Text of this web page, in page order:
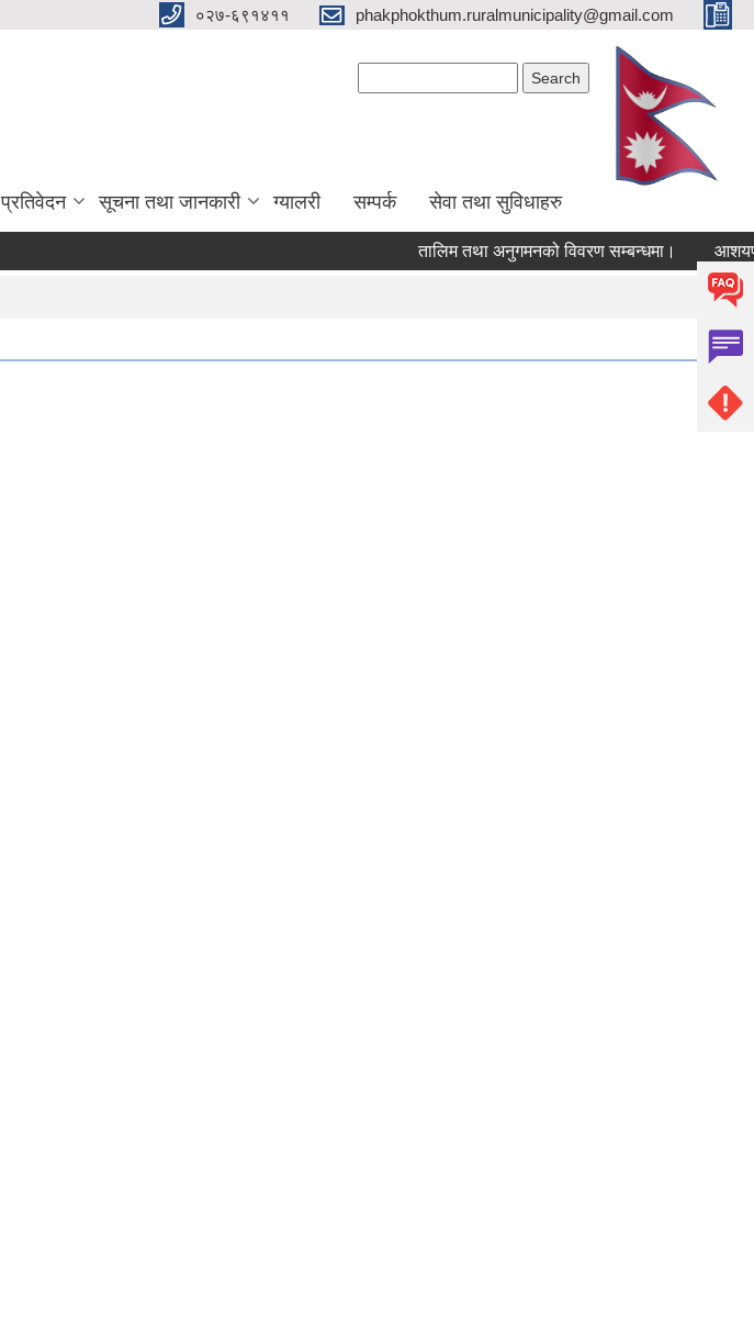
०२७-६९१४११ phakphokthum.ruralmunicipality@gmail.com
प्रतिवेदन सूचना तथा जानकारी ग्यालरी सम्पर्क सेवा तथा सुविधाहरु
तालिम तथा अनुगमनको विवरण सम्बन्धमा। आशयपत्र